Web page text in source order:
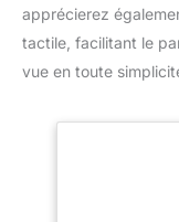
apprécierez
tactile, facilitant le
vue en toute